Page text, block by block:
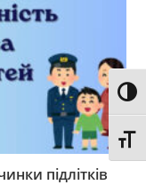
підлітків